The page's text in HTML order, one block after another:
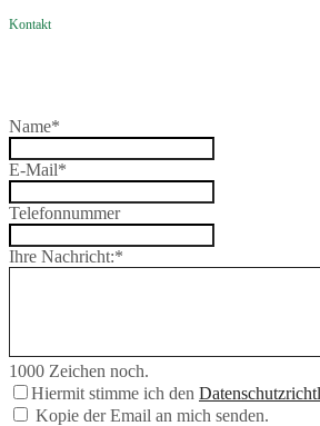
Kontakt
Name*
E-Mail*
Telefonnummer
Ihre Nachricht:*
1000 Zeichen noch.
Hiermit stimme ich den
Kopie der Email an mich senden.